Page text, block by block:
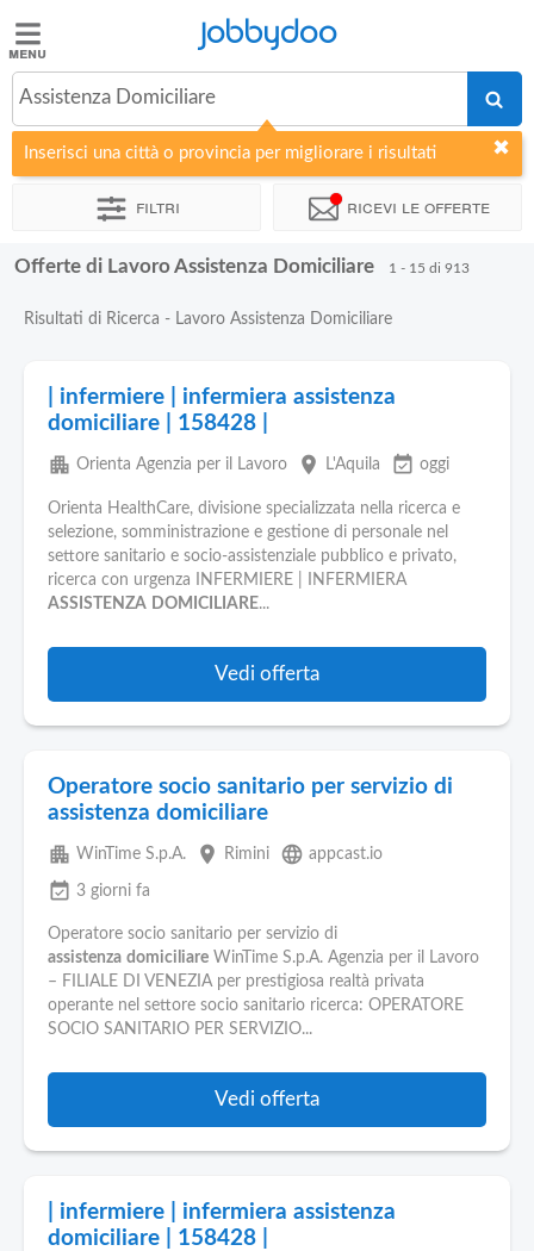
Jobbydoo
Offerte
di
lavoro
Elenco
Blog
Pubblica
Offerte
Jobbydoo
Assistenza Domiciliare
Inserisci una città o provincia per migliorare i risultati
Filtri Ricevi le offerte
Offerte di Lavoro Assistenza Domiciliare 1 - 15 di 913
Risultati di Ricerca - Lavoro Assistenza Domiciliare
| infermiere | infermiera assistenza
domiciliare | 158428 |
apartment Orienta Agenzia per il Lavoro place L'Aquila event_available oggi
Orienta HealthCare, divisione specializzata nella ricerca e
selezione, somministrazione e gestione di personale nel
settore sanitario e socio-assistenziale pubblico e privato,
ricerca con urgenza INFERMIERE | INFERMIERA
ASSISTENZA DOMICILIARE...
Vedi offerta
Operatore socio sanitario per servizio di
assistenza domiciliare
apartment WinTime S.p.A. place Rimini language appcast.io
event_available 3 giorni fa
Operatore socio sanitario per servizio di
assistenza domiciliare WinTime S.p.A. Agenzia per il Lavoro
– FILIALE DI VENEZIA per prestigiosa realtà privata
operante nel settore socio sanitario ricerca: OPERATORE
SOCIO SANITARIO PER SERVIZIO...
Vedi offerta
| infermiere | infermiera assistenza
domiciliare | 158428 |